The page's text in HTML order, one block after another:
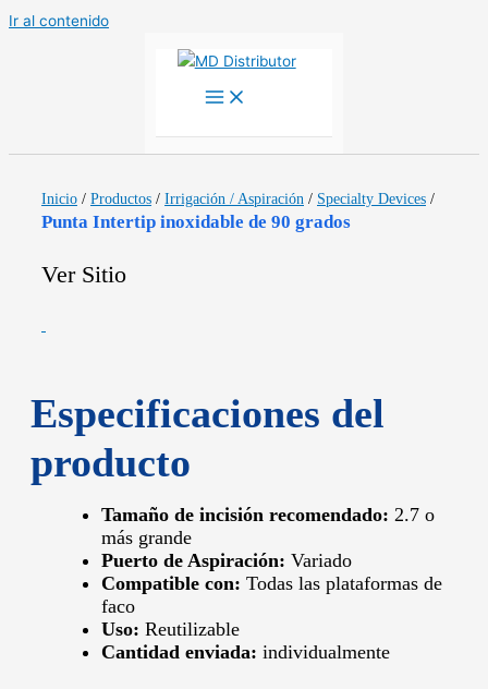
Ir al contenido
Inicio / Productos / Irrigación / Aspiración / Specialty Devices /
Punta Intertip inoxidable de 90 grados
Ver Sitio
Especificaciones del
producto
Tamaño de incisión recomendado: 2.7 o
más grande
Puerto de Aspiración: Variado
Compatible con: Todas las plataformas de
faco
Uso: Reutilizable
Cantidad enviada: individualmente